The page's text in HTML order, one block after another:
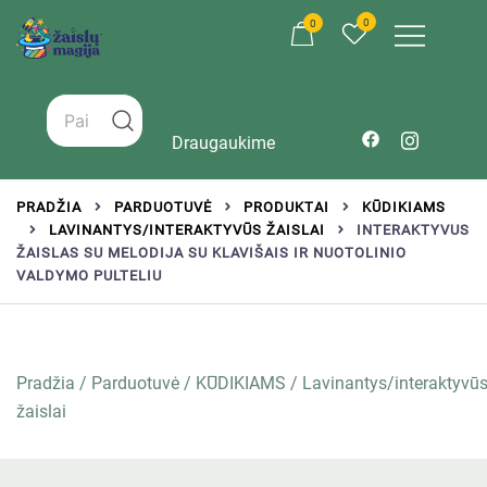
0 0
Draugaukime
PRADŽIA PARDUOTUVĖ PRODUKTAI
KŪDIKIAMS
LAVINANTYS/INTERAKTYVŪS ŽAISLAI
INTERAKTYVUS
ŽAISLAS SU MELODIJA SU KLAVIŠAIS IR NUOTOLINIO
VALDYMO PULTELIU
Pradžia / Parduotuvė / KŪDIKIAMS / Lavinantys/interaktyvūs
žaislai